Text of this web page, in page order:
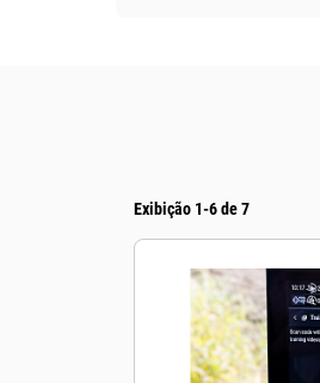
Exibição 1-6 de 7